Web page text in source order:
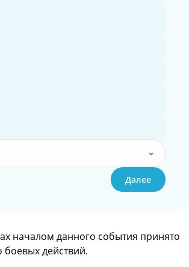
Далее
началом данного события принято
боевых действий.